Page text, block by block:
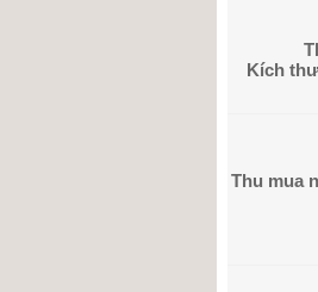
Kích
Thu mua